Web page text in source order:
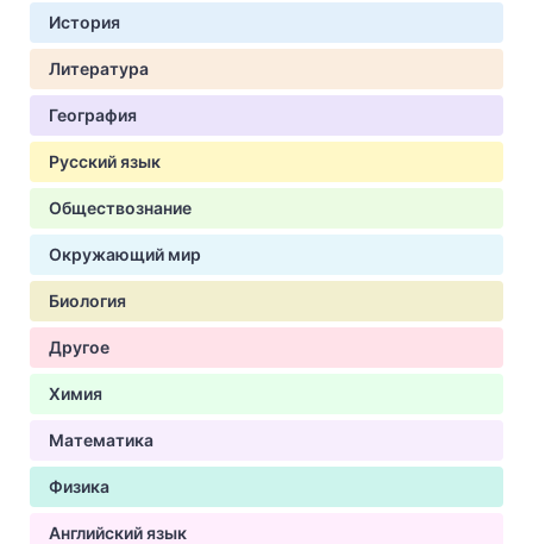
История
Литература
География
Русский язык
Обществознание
Окружающий мир
Биология
Другое
Химия
Математика
Физика
Английский язык